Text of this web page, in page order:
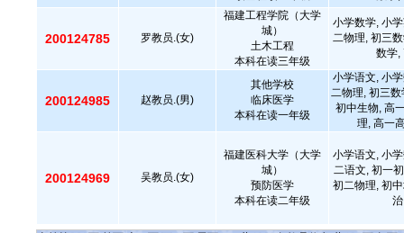
200124785 罗教员.(女)
福建工程学院（大学
城）
土木工程
本科在读三年级
小学数学, 小
二物理, 初三
数学,
200124985 赵教员.(男)
其他学校
临床医学
本科在读一年级
小学语文, 小
二物理, 初三
初中生物, 高
理, 高一
200124969 吴教员.(女)
福建医科大学（大学
城）
预防医学
本科在读二年级
小学语文, 小
二语文, 初一
初二物理, 初